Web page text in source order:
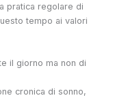
pratica regolare di
tempo ai valori
il giorno ma non di
cronica di sonno,